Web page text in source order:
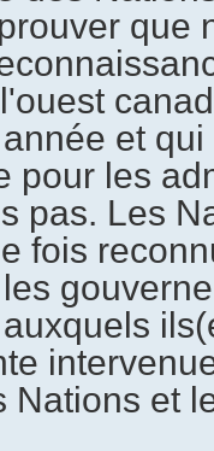
que
et
pour les
pas. Les
fois
Nations et